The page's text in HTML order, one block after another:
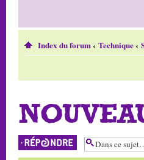
Index du forum‹ Technique‹
Répondre